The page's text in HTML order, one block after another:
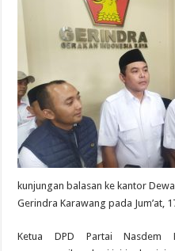
kunjungan balasan ke kantor
Gerindra Karawang pada Jum’at,
Ketua DPD Partai Nasdem